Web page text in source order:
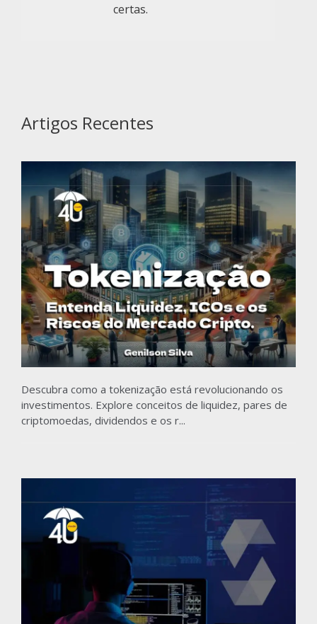
certas.
Artigos Recentes
Descubra como a tokenização está revolucionando os
investimentos. Explore conceitos de liquidez, pares de
criptomoedas, dividendos e os r...